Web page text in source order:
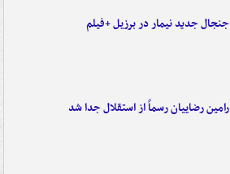
جنجال جدید نیمار در برزیل +فیلم
رامین رضاییان رسماً از استقلال جدا شد